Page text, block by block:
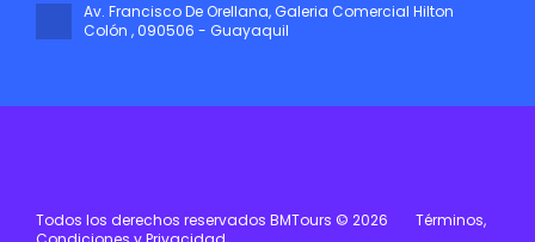
Av. Francisco De Orellana, Galeria Comercial Hilton
Colón , 090506 - Guayaquil
Todos los derechos reservados BMTours © 2026
Términos,